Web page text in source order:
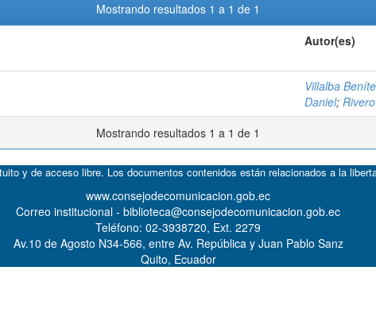
Mostrando resultados 1 a 1 de 1
Autor(es)
Villalba
Daniel;
Mostrando resultados 1 a 1 de 1
y de acceso libre. Los documentos contenidos están relacionados a la
www.consejodecomunicacion.gob.ec
Correo institucional - biblioteca@consejodecomunicacion.gob.ec
Teléfono: 02-3938720, Ext. 2279
Av.10 de Agosto N34-566, entre Av. República y Juan Pablo Sanz
Quito, Ecuador